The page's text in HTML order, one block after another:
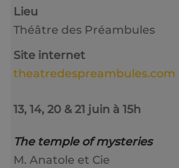
Lieu
Théâtre des Préambules
Site internet
theatredespreambules.com
13, 14, 20 & 21 juin à 15h
The temple of mysteries
M. Anatole et Cie